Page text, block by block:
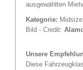
ausgewählten
Kategorie:
Bild - Credit:
Unsere
Diese